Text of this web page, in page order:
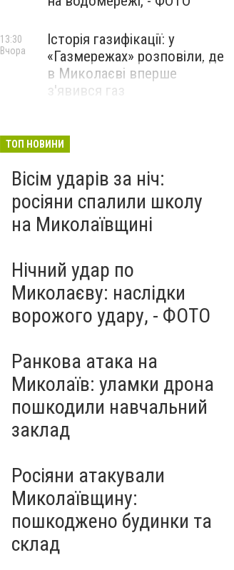
Історія газифікації: у
«Газмережах» розповіли, де
в Миколаєві вперше
з'явився газ
13:30
Вчора
Миколаєві 2026: шукаємо
перезавантаження
ПАРТНЕРСЬКИЙ СПЕЦПРОЄКТ
Вчора
ТОП НОВИНИ
Вісім ударів за ніч:
росіяни спалили школу
на Миколаївщині
Нічний удар по
Миколаєву: наслідки
ворожого удару, - ФОТО
Ранкова атака на
Миколаїв: уламки дрона
пошкодили навчальний
заклад
Росіяни атакували
Миколаївщину:
пошкоджено будинки та
склад